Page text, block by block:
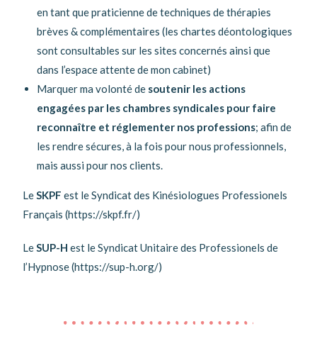
en tant que praticienne de techniques de thérapies
brèves & complémentaires (les chartes déontologiques
sont consultables sur les sites concernés ainsi que
dans l’espace attente de mon cabinet)
Marquer ma volonté de soutenir les actions
engagées par les chambres syndicales pour faire
reconnaître et réglementer nos professions; afin de
les rendre sécures, à la fois pour nous professionnels,
mais aussi pour nos clients.
LeSKPF est le Syndicat des Kinésiologues Professionels
Français (https://skpf.fr/)
LeSUP-H est le Syndicat Unitaire des Professionels de
l’Hypnose (https://sup-h.org/)